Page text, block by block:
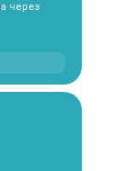
через